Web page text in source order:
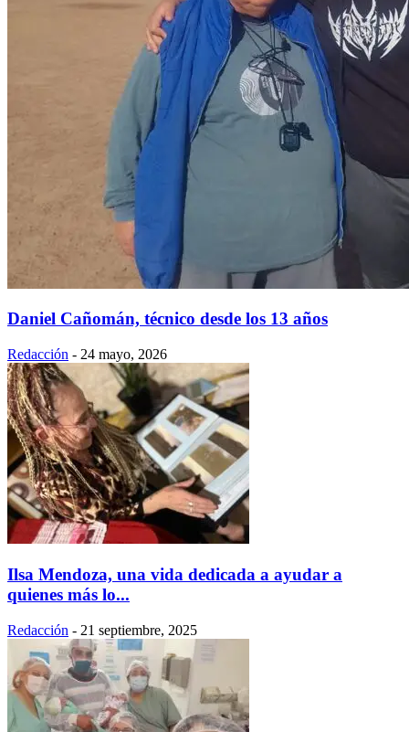
Daniel Cañomán, técnico desde los 13 años
Redacción - 24 mayo, 2026
Ilsa Mendoza, una vida dedicada a ayudar a
quienes más lo...
Redacción - 21 septiembre, 2025